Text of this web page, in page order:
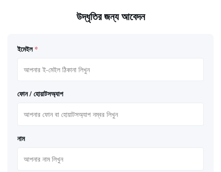
উদ্ধৃতির জন্য আবেদন
ইমেইল *
ফোন / হোয়াটসঅ্যাপ
নাম